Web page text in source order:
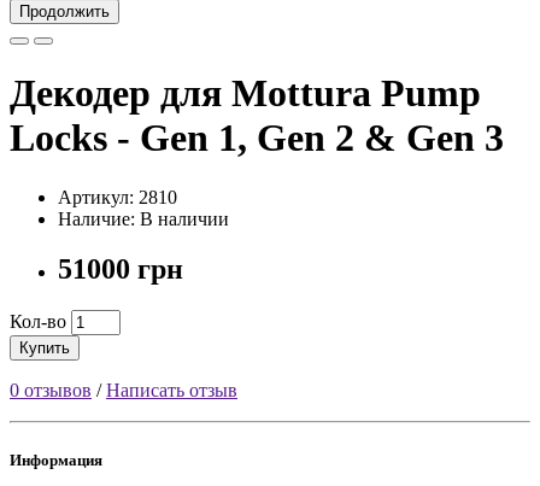
Продолжить
Декодер для Mottura Pump
Locks - Gen 1, Gen 2 & Gen 3
Артикул: 2810
Наличие: В наличии
51000 грн
Кол-во
Купить
0 отзывов /Написать отзыв
Информация